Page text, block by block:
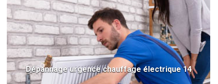
Dépannage urgence chauffage électrique 14